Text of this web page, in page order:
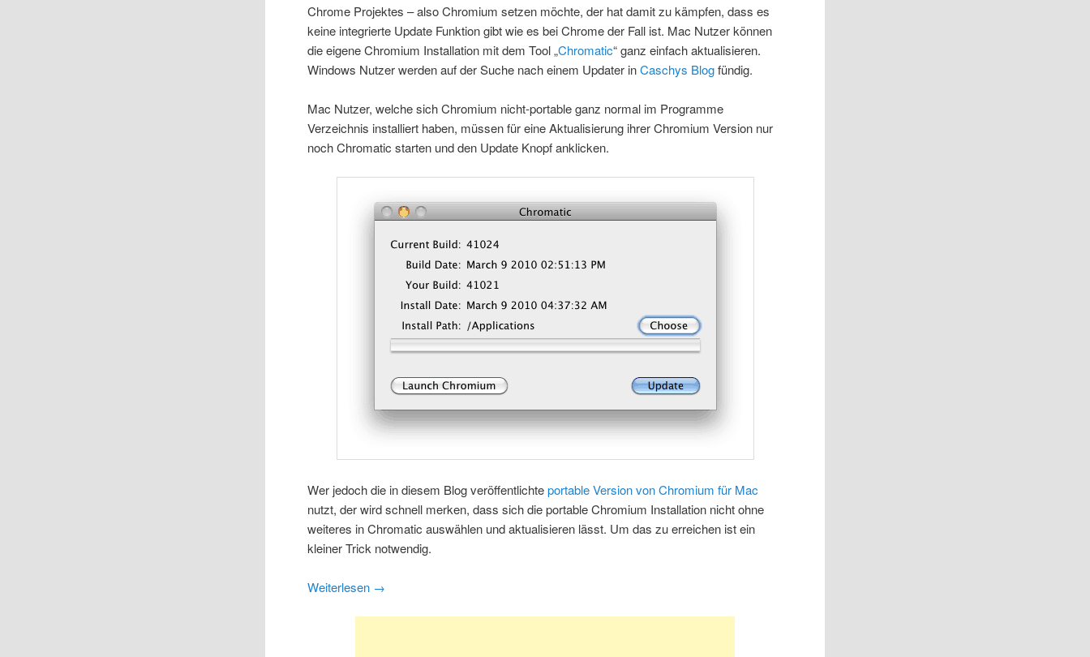
Chrome Projektes – also Chromium setzen möchte, der hat damit zu kämpfen, dass es
keine integrierte Update Funktion gibt wie es bei Chrome der Fall ist. Mac Nutzer können
die eigene Chromium Installation mit dem Tool „Chromatic“ ganz einfach aktualisieren.
Windows Nutzer werden auf der Suche nach einem Updater inCaschys Blogfündig.
Mac Nutzer, welche sich Chromium nicht-portable ganz normal im Programme
Verzeichnis installiert haben, müssen für eine Aktualisierung ihrer Chromium Version nur
noch Chromatic starten und den Update Knopf anklicken.
Wer jedoch die in diesem Blog veröffentlichteportable Version von Chromium für Mac
nutzt, der wird schnell merken, dass sich die portable Chromium Installation nicht ohne
weiteres in Chromatic auswählen und aktualisieren lässt. Um das zu erreichen ist ein
kleiner Trick notwendig.
Weiterlesen →